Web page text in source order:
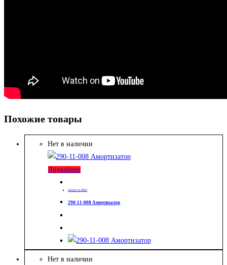
Похожие товары
Нет в наличии
Подробнее
Запчасти МАЗ
290-11-008 Амортизатор
Нет в наличии